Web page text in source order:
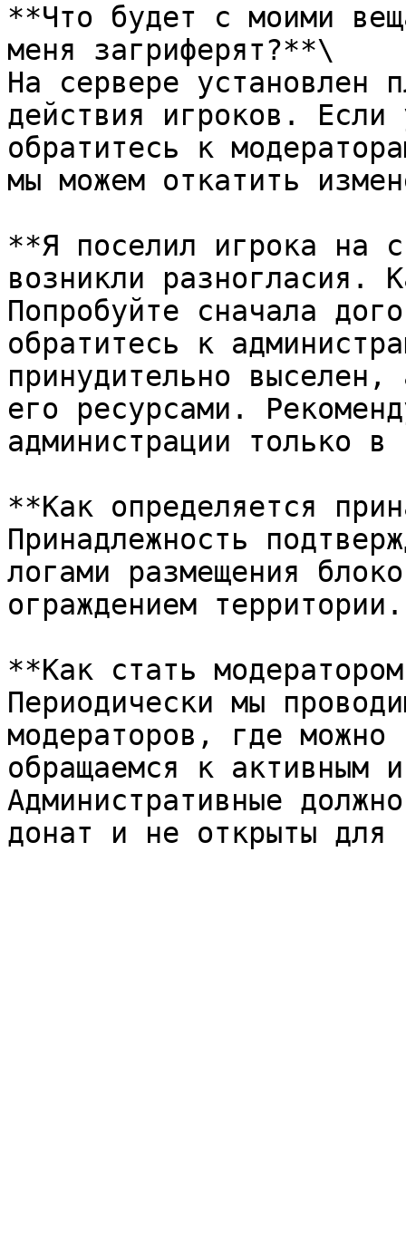
**Что будет с моими
меня загриферят?**\
На сервере установлен
действия игроков.
обратитесь к
мы можем откатить
**Я поселил игрока на
возникли разногласия.
Попробуйте сначала
обратитесь к
принудительно
его ресурсами.
администрации только
**Как определяется
Принадлежность
логами размещения
ограждением территории.
**Как стать
Периодически мы
модераторов, где
обращаемся к активным
Административные